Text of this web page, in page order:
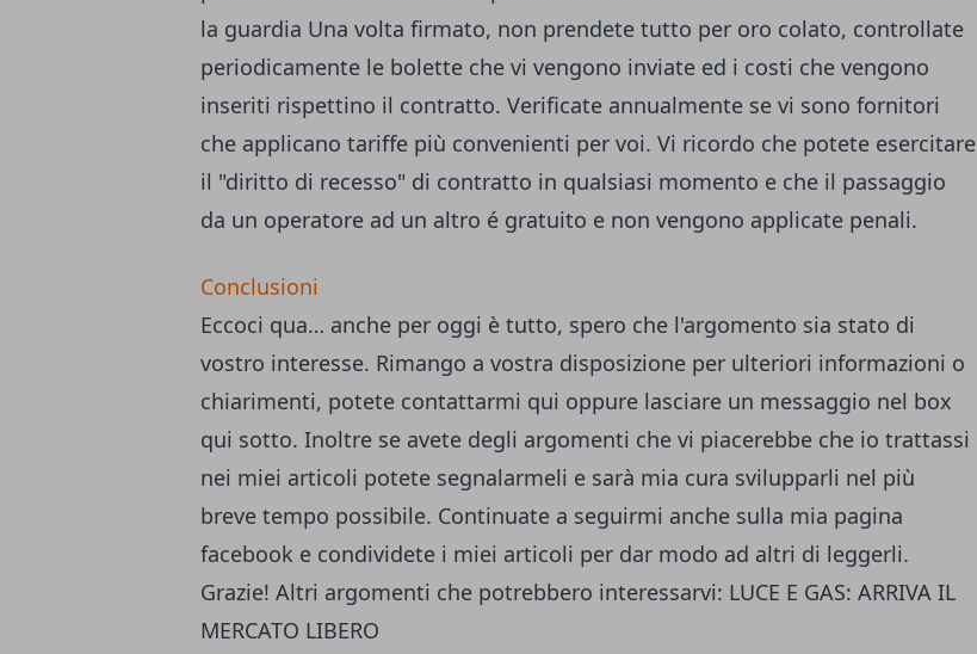
la guardia Una volta firmato, non prendete tutto per oro colato, controllate
periodicamente le bolette che vi vengono inviate ed i costi che vengono
inseriti rispettino il contratto. Verificate annualmente se vi sono fornitori
che applicano tariffe più convenienti per voi. Vi ricordo che potete esercitare
il "diritto di recesso" di contratto in qualsiasi momento e che il passaggio
da un operatore ad un altro é gratuito e non vengono applicate penali.
Conclusioni
Eccoci qua… anche per oggi è tutto, spero che l'argomento sia stato di
vostro interesse. Rimango a vostra disposizione per ulteriori informazioni o
chiarimenti, potete contattarmi qui oppure lasciare un messaggio nel box
qui sotto. Inoltre se avete degli argomenti che vi piacerebbe che io trattassi
nei miei articoli potete segnalarmeli e sarà mia cura svilupparli nel più
breve tempo possibile. Continuate a seguirmi anche sulla mia pagina
facebook e condividete i miei articoli per dar modo ad altri di leggerli.
Grazie! Altri argomenti che potrebbero interessarvi: LUCE E GAS: ARRIVA IL
MERCATO LIBERO